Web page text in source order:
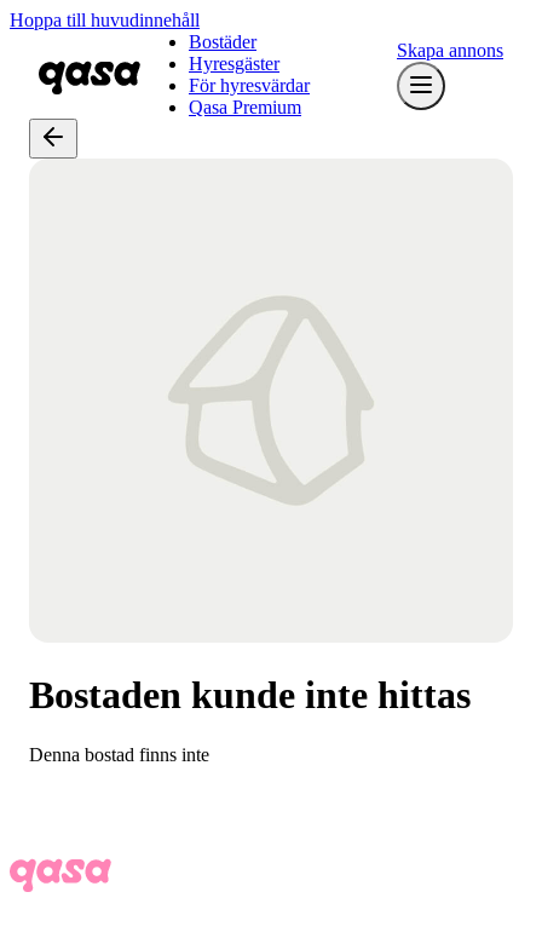
Hoppa till huvudinnehåll
Bostäder
Hyresgäster
För hyresvärdar
Qasa Premium
Skapa annons
Bostaden kunde inte hittas
Denna bostad finns inte